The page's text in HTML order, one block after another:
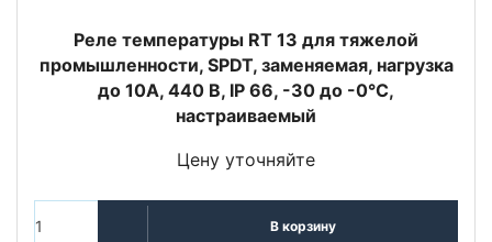
Реле температуры RT 13 для тяжелой
промышленности, SPDT, заменяемая, нагрузка
до 10А, 440 В, IP 66, -30 до -0°С,
настраиваемый
Цену уточняйте
В корзину